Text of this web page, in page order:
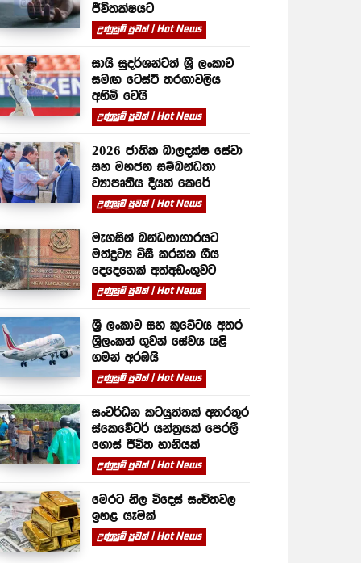
ජීවිතක්ෂයට
උණුසුම් පුවත් | Hot News
සායි සුදර්ශන්ටත් ශ්‍රී ලංකාව
සමඟ ටෙස්ට් තරගාවලිය
අහිමි වෙයි
උණුසුම් පුවත් | Hot News
2026 ජාතික බාලදක්ෂ සේවා
සහ මහජන සම්බන්ධතා
ව්‍යාපෘතිය දියත් කෙරේ
උණුසුම් පුවත් | Hot News
මැගසින් බන්ධනාගාරයට
මත්ද්‍රව්‍ය විසි කරන්න ගිය
දෙදෙනෙක් අත්අඩංගුවට
උණුසුම් පුවත් | Hot News
ශ්‍රී ලංකාව සහ කුවේටය අතර
ශ්‍රීලංකන් ගුවන් සේවය යළි
ගමන් අරඹයි
උණුසුම් පුවත් | Hot News
සංවර්ධන කටයුත්තක් අතරතුර
ස්කෙවේටර් යන්ත්‍රයක් පෙරලී
ගොස් ජීවිත හානියක්
උණුසුම් පුවත් | Hot News
මෙරට නිල විදෙස් සංචිතවල
ඉහළ යෑමක්
උණුසුම් පුවත් | Hot News